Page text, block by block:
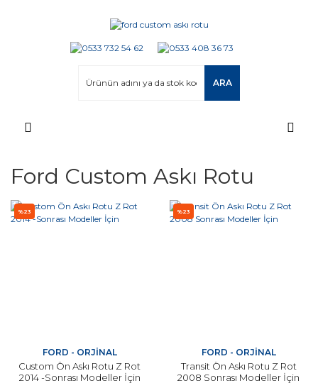
ARA
Ford Custom Askı Rotu
%23
FORD - ORJİNAL
Custom Ön Askı Rotu Z Rot
2014 -Sonrası Modeller İçin
%23
FORD - ORJİNAL
Transit Ön Askı Rotu Z Rot
2008 Sonrası Modeller İçin